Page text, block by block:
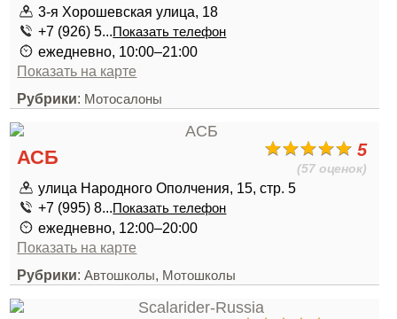
3-я Хорошевская улица, 18
+7 (926) 5...Показать телефон
ежедневно, 10:00–21:00
Показать на карте
Рубрики: Мотосалоны
5
(57 оценок)
АСБ
улица Народного Ополчения, 15, стр. 5
+7 (995) 8...Показать телефон
ежедневно, 12:00–20:00
Показать на карте
Рубрики:Автошколы, Мотошколы